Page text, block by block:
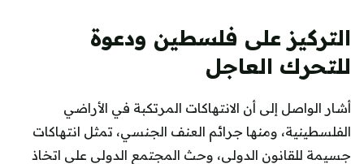
التركيز على فلسطين ودعوة
للتحرك العاجل
أشار الواصل إلى أن الانتهاكات المرتكبة في الأراضي
الفلسطينية، ومنها جرائم العنف الجنسي، تمثل انتهاكات
جسيمة للقانون الدولي، وحث المجتمع الدولي على اتخاذ